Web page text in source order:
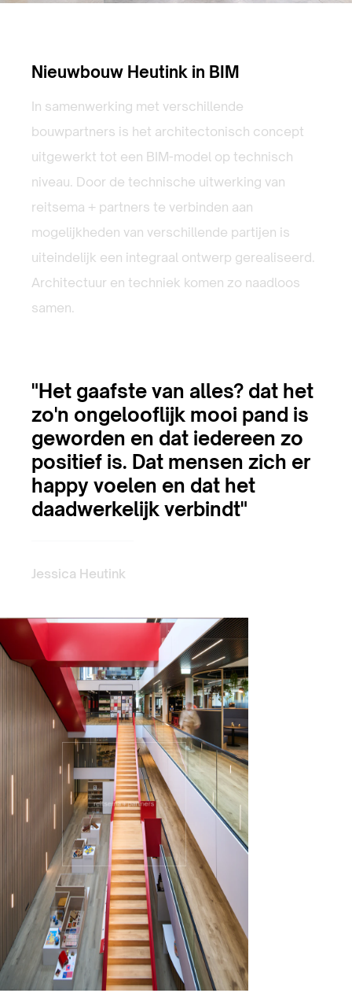
Nieuwbouw Heutink in BIM
In samenwerking met verschillende
bouwpartners is het architectonisch concept
uitgewerkt tot een BIM-model op technisch
niveau. Door de technische uitwerking van
reitsema + partners te verbinden aan
mogelijkheden van verschillende partijen is
uiteindelijk een integraal ontwerp gerealiseerd.
Architectuur en techniek komen zo naadloos
samen.
"Het gaafste van alles? dat het
zo'n ongelooflijk mooi pand is
geworden en dat iedereen zo
positief is. Dat mensen zich er
happy voelen en dat het
daadwerkelijk verbindt"
Jessica Heutink